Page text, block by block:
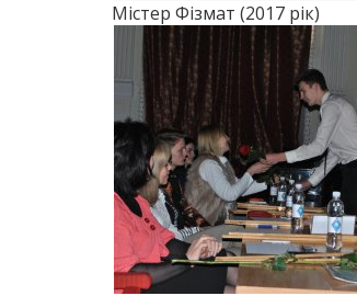
Містер Фізмат (2017 рік)